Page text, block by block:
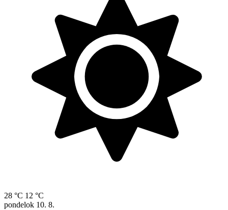
28 °C 12 °C
pondelok 10. 8.